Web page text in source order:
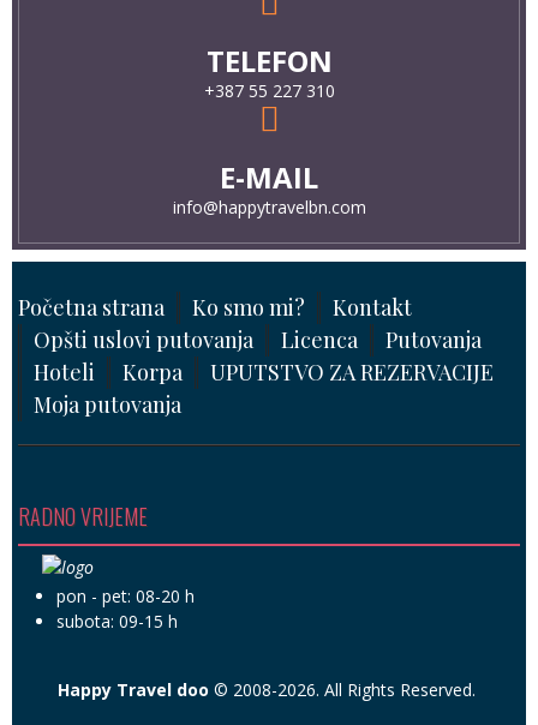
TELEFON
+387 55 227 310
E-MAIL
info@happytravelbn.com
Početna strana Ko smo mi?
Kontakt
Opšti uslovi putovanja
Licenca
Putovanja
Hoteli
Korpa
UPUTSTVO ZA REZERVACIJE
Moja putovanja
RADNO VRIJEME
pon - pet: 08-20 h
subota: 09-15 h
Happy Travel doo © 2008-2026. All Rights Reserved.